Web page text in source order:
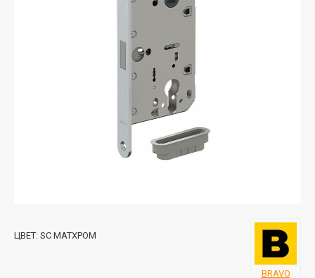
ЦВЕТ: SC МАТХРОМ
BRAVO